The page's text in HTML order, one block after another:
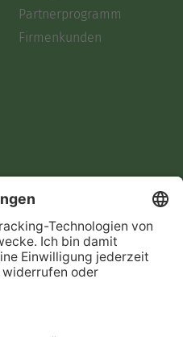
Partnerprogramm
Firmenkunden